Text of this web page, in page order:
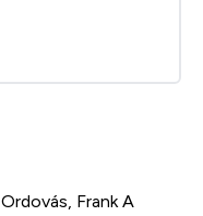
Frank A